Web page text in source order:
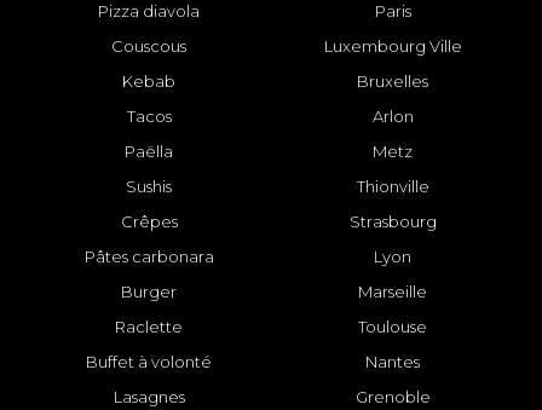
Pizza diavola
Couscous
Kebab
Tacos
Paëlla
Sushis
Crêpes
Pâtes carbonara
Burger
Raclette
Buffet à volonté
Lasagnes
Paris
Luxembourg Ville
Bruxelles
Arlon
Metz
Thionville
Strasbourg
Lyon
Marseille
Toulouse
Nantes
Grenoble